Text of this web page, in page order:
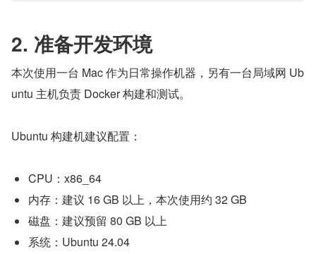
2. 准备开发环境
本次使用一台 Mac 作为日常操作机器，另有一台局域网 Ub
untu 主机负责 Docker 构建和测试。
Ubuntu 构建机建议配置：
CPU：x86_64
内存：建议 16 GB 以上，本次使用约 32 GB
磁盘：建议预留 80 GB 以上
系统：Ubuntu 24.04